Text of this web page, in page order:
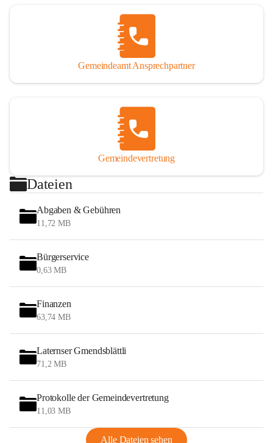
Gemeindeamt Ansprechpartner
Gemeindevertretung
Dateien
Abgaben & Gebühren
11,72 MB
Bürgerservice
0,63 MB
Finanzen
63,74 MB
Laternser Gmendsblättli
71,2 MB
Protokolle der Gemeindevertretung
11,03 MB
Alle Dateien sehen